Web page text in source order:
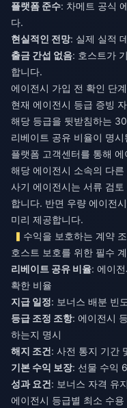
플랫폼 준수: 차메트 공식
다.
현실적인 전망: 실제 실적
출금 간섭 없음: 호스트가
합니다.
에이전시 가입 전 확인 단
현재 에이전시 등급 증빙
해당 등급을 뒷받침하는
리베이트 공유 비율이 명
플랫폼 고객센터를 통해
해당 에이전시 소속의 다
사기 에이전시는 서류 검
합니다. 반면 우량 에이전
미리 제공합니다.
수익을 보호하는 계약
호스트 보호를 위한 필수
리베이트 공유 비율: 에이
확한 비율
지급 일정: 보너스 배분 빈
등급 조정 조항: 에이전시
하는지 명시
해지 조건: 사전 통지 기간
기본 수익 보장: 선물 수익
성과 요건: 보너스 자격 유
에이전시 등급별 최소 수